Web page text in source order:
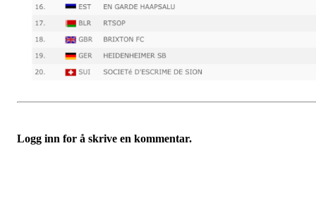
Logg inn for å skrive en kommentar.